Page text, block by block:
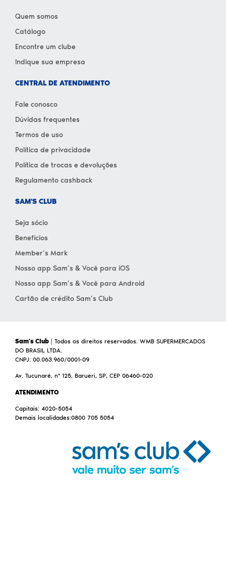
Quem somos
Catálogo
Encontre um clube
Indique sua empresa
CENTRAL DE ATENDIMENTO
Fale conosco
Dúvidas frequentes
Termos de uso
Política de privacidade
Política de trocas e devoluções
Regulamento cashback
SAM'S CLUB
Seja sócio
Benefícios
Member’s Mark
Nosso app Sam’s & Você para iOS
Nosso app Sam’s & Você para Android
Cartão de crédito Sam’s Club
Sam’s Club | Todos os direitos reservados. WMB SUPERMERCADOS
DO BRASIL LTDA.
CNPJ: 00.063.960/0001-09
Av. Tucunaré, nº 125, Barueri, SP, CEP 06460-020
ATENDIMENTO
Capitais: 4020-5054
Demais localidades:0800 705 5054